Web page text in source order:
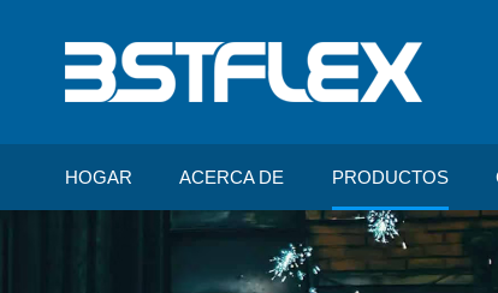
HOGAR ACERCA DE PRODUCTOS